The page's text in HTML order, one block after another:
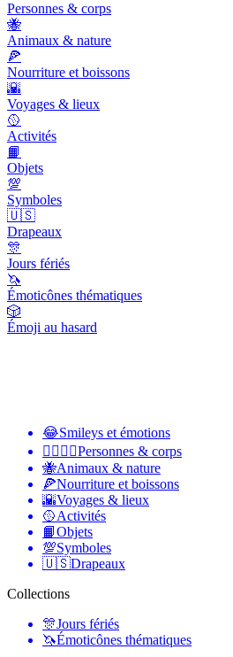
Personnes & corps
🐝
Animaux & nature
🍕
Nourriture et boissons
🌇
Voyages & lieux
🥎
Activités
📙
Objets
💯
Symboles
🇺🇸
Drapeaux
🎊
Jours fériés
🦄
Émoticônes thématiques
🎲
Émoji au hasard
😂Smileys et émotions
👩‍❤️‍💋‍👨Personnes & corps
🐝Animaux & nature
🍕Nourriture et boissons
🌇Voyages & lieux
🥎Activités
📙Objets
💯Symboles
🇺🇸Drapeaux
Collections
🎊Jours fériés
🦄Émoticônes thématiques